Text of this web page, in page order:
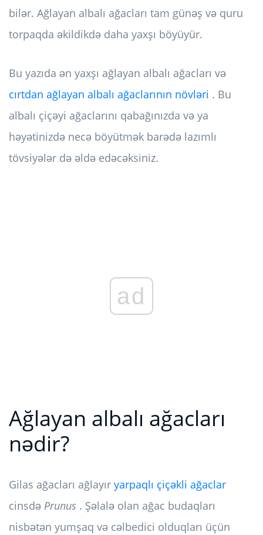
bilər. Ağlayan albalı ağacları tam günəş və quru
torpaqda əkildikdə daha yaxşı böyüyür.
Bu yazıda ən yaxşı ağlayan albalı ağacları və
cırtdan ağlayan albalı ağaclarının növləri . Bu
albalı çiçəyi ağaclarını qabağınızda və ya
həyətinizdə necə böyütmək barədə lazımlı
tövsiyələr də əldə edəcəksiniz.
ad
Ağlayan albalı ağacları
nədir?
Gilas ağacları ağlayır yarpaqlı çiçəkli ağaclar
cinsdə Prunus . Şəlalə olan ağac budaqları
nisbətən yumşaq və cəlbedici olduqları üçün